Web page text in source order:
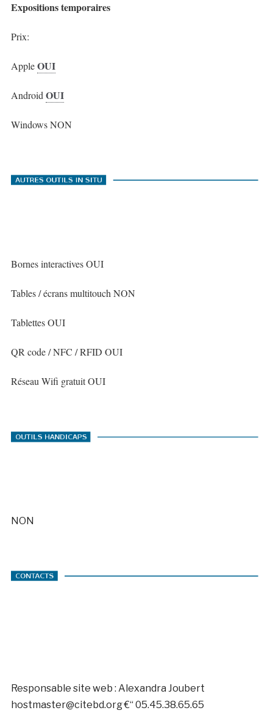
Expositions temporaires
Prix:
AppleOUI
Android OUI
Windows NON
Bornes interactives OUI
Tables / écrans multitouch NON
Tablettes OUI
QR code / NFC / RFID OUI
Réseau Wifi gratuit OUI
NON
Responsable site web : Alexandra Joubert
hostmaster@citebd.org €“ 05.45.38.65.65